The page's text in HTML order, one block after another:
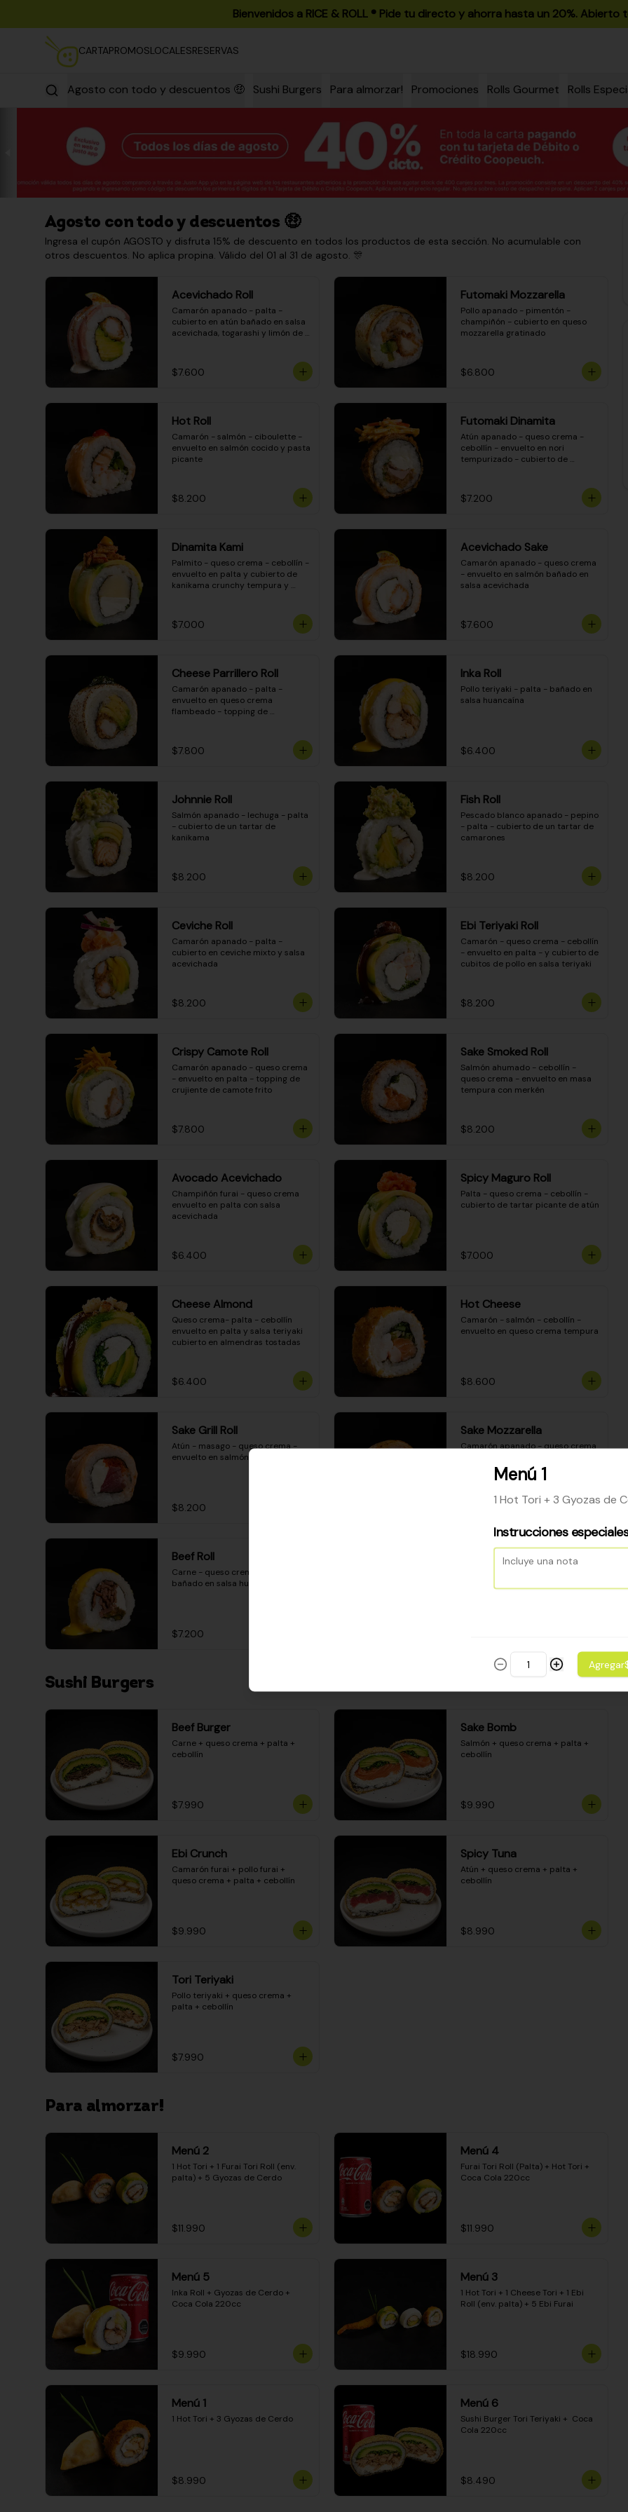
Bienvenidos a RICE & ROLL ®️ Pide tu directo y ahorra hasta un 20%. Abierto
CARTAPROMOSLOCALESRESERVAS
Agosto con todo y descuentos 🤑 Sushi Burgers Para almorzar! Promociones Rolls Gourmet Rolls
Agosto con todo y descuentos 🤑
Ingresa el cupón AGOSTO y disfruta 15% de descuento en todos los productos de esta sección. No acumulable con
otros descuentos. No aplica propina. Válido del 01 al 31 de agosto. 🎊
Acevichado Roll
Camarón apanado - palta -
cubierto en atún bañado en salsa
acevichada, togarashi y limón de
$7.600
Futomaki Mozzarella
Pollo apanado - pimentón -
champiñón - cubierto en queso
mozzarella gratinado
$6.800
Hot Roll
Camarón - salmón - ciboulette -
envuelto en salmón cocido y pasta
picante
$8.200
Futomaki Dinamita
Atún apanado - queso crema -
cebollín - envuelto en nori
tempurizado - cubierto de
$7.200
Dinamita Kami
Palmito - queso crema - cebollín -
envuelto en palta y cubierto de
kanikama crunchy tempura y
$7.000
Acevichado Sake
Camarón apanado - queso crema
- envuelto en salmón bañado en
salsa acevichada
$7.600
Cheese Parrillero Roll
Camarón apanado - palta -
envuelto en queso crema
flambeado - topping de
$7.800
Inka Roll
Pollo teriyaki - palta - bañado en
salsa huancaína
$6.400
Johnnie Roll
Salmón apanado - lechuga - palta
- cubierto de un tartar de
kanikama
$8.200
Fish Roll
Pescado blanco apanado - pepino
- palta - cubierto de un tartar de
camarones
$8.200
Ceviche Roll
Camarón apanado - palta -
cubierto en ceviche mixto y salsa
acevichada
$8.200
Ebi Teriyaki Roll
Camarón - queso crema - cebollín
- envuelto en palta - y cubierto de
cubitos de pollo en salsa teriyaki
$8.200
Crispy Camote Roll
Camarón apanado - queso crema
- envuelto en palta - topping de
crujiente de camote frito
$7.800
Sake Smoked Roll
Salmón ahumado - cebollín -
queso crema - envuelto en masa
tempura con merkén
$8.200
Avocado Acevichado
Champiñón furai - queso crema
envuelto en palta con salsa
acevichada
$6.400
Spicy Maguro Roll
Palta - queso crema - cebollín -
cubierto de tartar picante de atún
$7.000
Cheese Almond
Queso crema- palta - cebollín
envuelto en palta y salsa teriyaki
cubierto en almendras tostadas
$6.400
Hot Cheese
Camarón - salmón - cebollín -
envuelto en queso crema tempura
$8.600
Sake Grill Roll
Atún - masago - queso crema -
envuelto en salmón gratinado
$8.200
Sake Mozzarella
Camarón apanado - queso crema
mozzarella gratinado
$8.400
Beef Roll
Carne - queso crema - pimentón -
bañado en salsa huancaína
$7.200
Ceviche Especial Roll
Sushi Burgers
Beef Burger
Carne + queso crema + palta +
cebollín
$7.990
Sake Bomb
Salmón + queso crema + palta +
cebollín
$9.990
Ebi Crunch
Camarón furai + pollo furai +
queso crema + palta + cebollín
$9.990
Spicy Tuna
Atún + queso crema + palta +
cebollín
$8.990
Tori Teriyaki
Pollo teriyaki + queso crema +
palta + cebollín
$7.990
Para almorzar!
Menú 2
1 Hot Tori + 1 Furai Tori Roll (env.
palta) + 5 Gyozas de Cerdo
$11.990
Menú 4
Furai Tori Roll (Palta) + Hot Tori +
Coca Cola 220cc
$11.990
Menú 5
Inka Roll + Gyozas de Cerdo +
Coca Cola 220cc
$9.990
Menú 3
1 Hot Tori + 1 Cheese Tori + 1 Ebi
Roll (env. palta) + 5 Ebi Furai
$18.990
Menú 1
1 Hot Tori + 3 Gyozas de Cerdo
$8.990
Menú 6
Sushi Burger Tori Teriyaki +  Coca
Cola 220cc
$8.490
Menú 1
1 Hot Tori + 3 Gyozas de
Instrucciones
Agregar